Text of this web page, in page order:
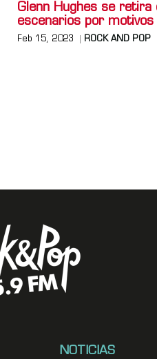
Glenn Hughes se retira
escenarios por motivos
Feb 15, 2023 ROCK AND POP
NOTICIAS